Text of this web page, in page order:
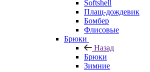
Softshell
Плащ-дождевик
Бомбер
Флисовые
Брюки
Назад
Брюки
Зимние